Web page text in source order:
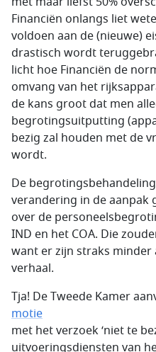
Financiën onlangs liet
voldoen aan de (nieuwe)
drastisch wordt
licht hoe Financiën de
omvang van het
de kans groot dat men
begrotingsuitputting
bezig zal houden met de
wordt.
De
verandering in de aanpak
over de
IND en het COA. Die
want er zijn straks minder
verhaal.
Tja! De Tweede Kamer
motie
met het verzoek ‘niet te
uitvoeringsdiensten van